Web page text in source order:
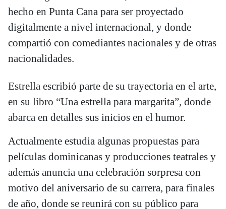
hecho en Punta Cana para ser proyectado
digitalmente a nivel internacional, y donde
compartió con comediantes nacionales y de otras
nacionalidades.
Estrella escribió parte de su trayectoria en el arte,
en su libro “Una estrella para margarita”, donde
abarca en detalles sus inicios en el humor.
Actualmente estudia algunas propuestas para
películas dominicanas y producciones teatrales y
además anuncia una celebración sorpresa con
motivo del aniversario de su carrera, para finales
de año, donde se reunirá con su público para